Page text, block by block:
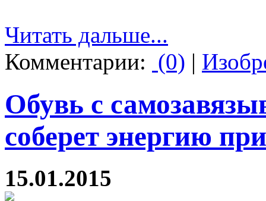
Читать дальше...
Комментарии: (0) |
Обувь с
соберет энергию
15.01.2015